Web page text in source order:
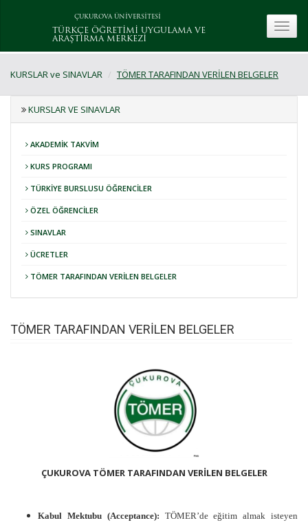
ÇUKUROVA ÜNİVERSİTESİ
TÜRKÇE ÖĞRETİMİ UYGULAMA VE
ARAŞTIRMA MERKEZİ
KURSLAR ve SINAVLAR TÖMER TARAFINDAN VERİLEN BELGELER
KURSLAR VE SINAVLAR
AKADEMİK TAKVİM
KURS PROGRAMI
TÜRKİYE BURSLUSU ÖĞRENCİLER
ÖZEL ÖĞRENCİLER
SINAVLAR
ÜCRETLER
TÖMER TARAFINDAN VERİLEN BELGELER
TÖMER TARAFINDAN VERİLEN BELGELER
ÇUKUROVA TÖMER TARAFINDAN VERİLEN BELGELER
Kabul Mektubu (Acceptance): TÖMER’de eğitim almak isteyen